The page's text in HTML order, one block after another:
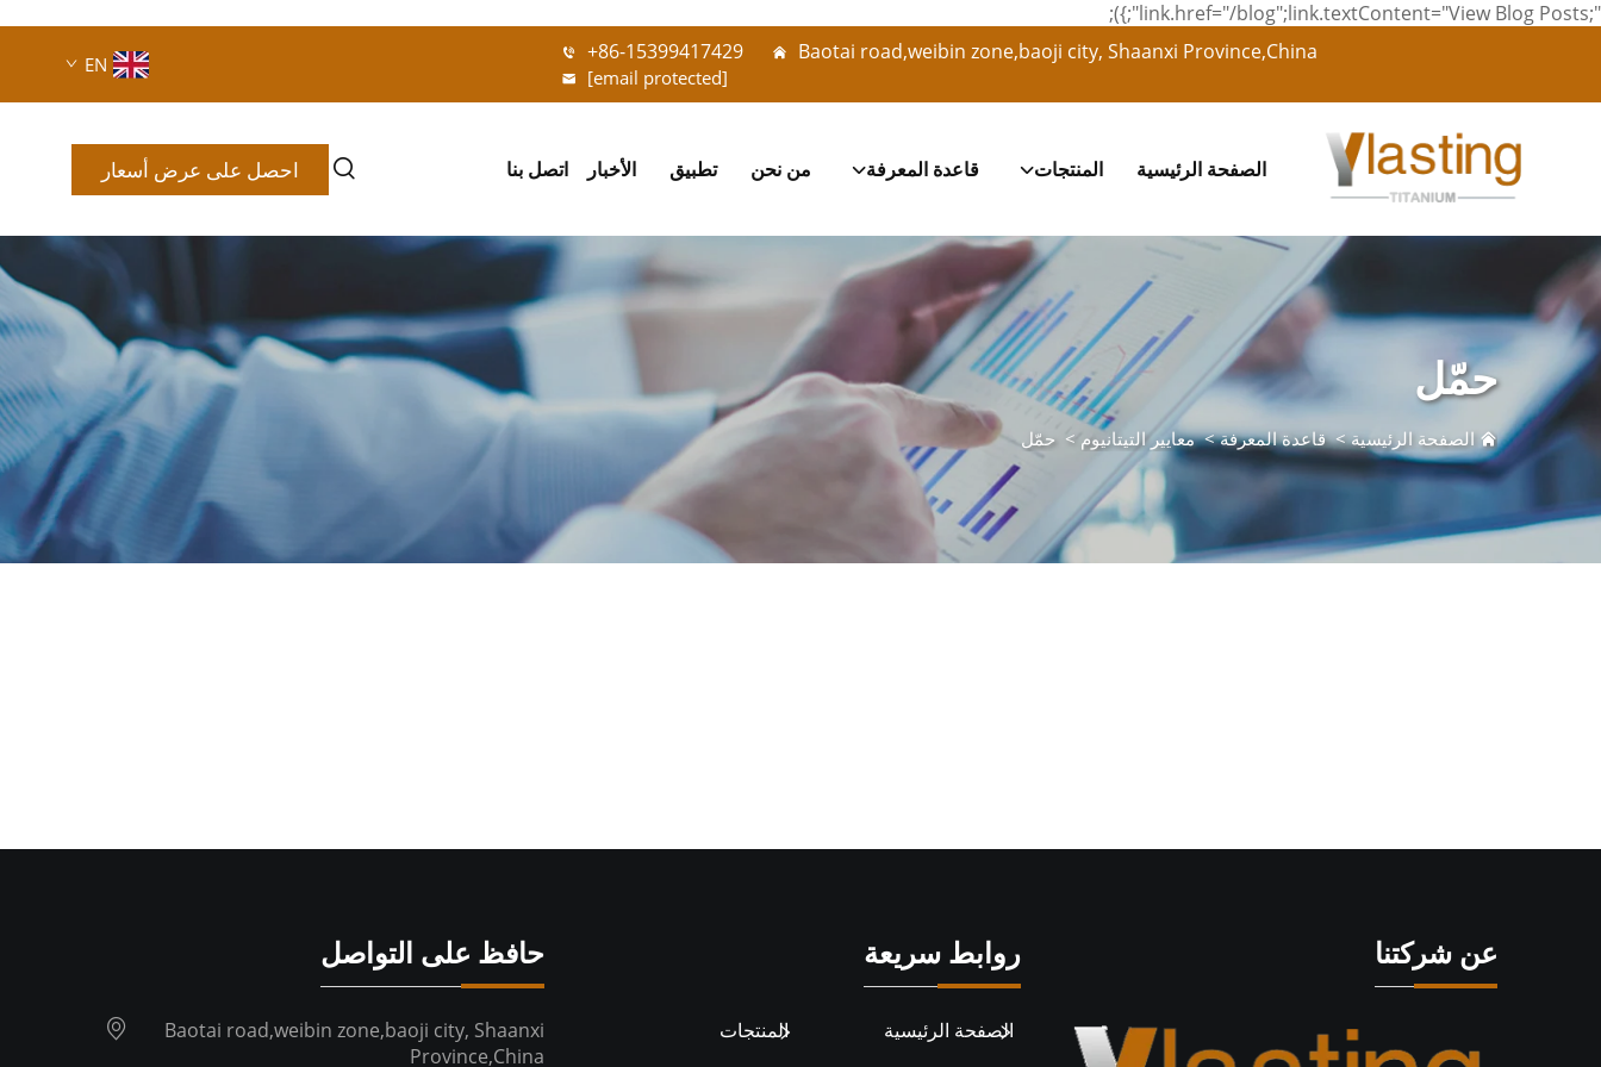
";link.href="/blog";link.textContent="View Blog Posts";});
Baotai road,weibin zone,baoji city, Shaanxi Province,China
+86-15399417429
[email protected]
EN
الصفحة الرئيسية المنتجات قاعدة المعرفة من نحن تطبيق الأخبار اتصل بنا احصل على عرض أسعار
حمّل
الصفحة الرئيسية>قاعدة المعرفة>معايير التيتانيوم >حمّل
عن شركتنا روابط سريعة
الصفحة الرئيسية
المنتجات
حافظ على التواصل
Baotai road,weibin zone,baoji city, Shaanxi
Province,China